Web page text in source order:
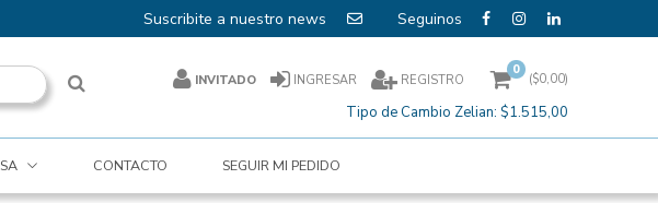
Suscribite a nuestro news
INVITADO INGRESAR REGISTRO
0
($0,00)
Tipo de Cambio Zelian: $1.515,00
CONTACTO SEGUIR MI PEDIDO